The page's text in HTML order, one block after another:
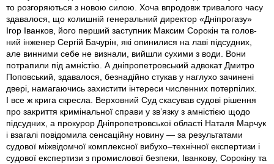
то розгоряються з новою силою. Хоча впродовж тривалого часу
здавалося, що колишній генеральний директор «Дніпрогазу»
Ігор Іванков, його перший заступник Максим Сорокін та голов­
ний інженер Сергій Бачурін, які опинилися на лаві підсудних,
але винними себе не визнали, вийшли сухими з води. Вони
потрапили під амністію. А дніпропетровський адвокат Дмитро
Поповський, здавалося, безнадійно стукав у наглухо зачинені
двері, намагаючись захистити інтереси численних потерпілих.
І все ж крига скресла. Верховний Суд скасував судові рішення
про закриття кримінальної справи у зв’язку з амністією щодо
підсудних, а прокурор Дніпропетровської області Наталя Марчук
і взагалі повідомила сенсаційну новину — за результатами
судової міжвідомчої комплексної вибухо–технічної експертизи і
судової експертизи з промислової безпеки, Іванкову, Сорокіну та